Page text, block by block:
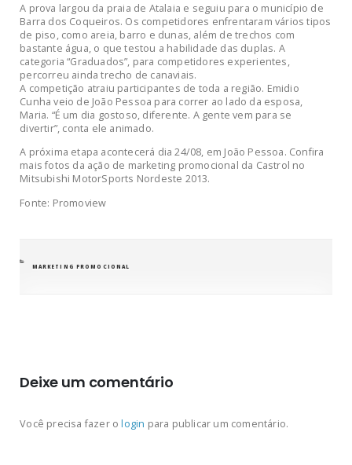
A prova largou da praia de Atalaia e seguiu para o município de
Barra dos Coqueiros. Os competidores enfrentaram vários tipos
de piso, como areia, barro e dunas, além de trechos com
bastante água, o que testou a habilidade das duplas. A
categoria “Graduados”, para competidores experientes,
percorreu ainda trecho de canaviais.
A competição atraiu participantes de toda a região. Emidio
Cunha veio de João Pessoa para correr ao lado da esposa,
Maria. “É um dia gostoso, diferente. A gente vem para se
divertir”, conta ele animado.
A próxima etapa acontecerá dia 24/08, em João Pessoa. Confira
mais fotos da ação de marketing promocional da Castrol no
Mitsubishi MotorSports Nordeste 2013.
Fonte: Promoview
CATEGORIAS
MARKETING PROMOCIONAL
Deixe um comentário
Você precisa fazer ologin para publicar um comentário.